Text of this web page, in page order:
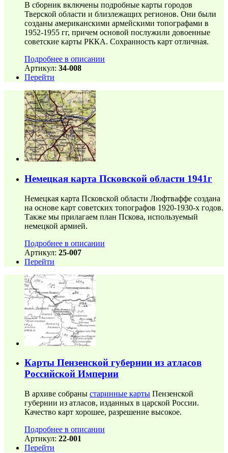
В сборник включены подробные карты городов
Тверской области и близлежащих регионов. Они были
созданы американскими армейскими топографами в
1952-1955 гг, причем основой послужили довоенные
советские карты РККА. Сохранность карт отличная.
Подробнее в описании
Артикул: 34-008
Перейти
Немецкая карта Псковской области 1941г
Немецкая карта Псковской области Люфтваффе создана
на основе карт советских топографов 1920-1930-х годов.
Также мы прилагаем план Пскова, используемый
немецкой армией.
Подробнее в описании
Артикул: 25-007
Перейти
Карты Пензенской губернии из атласов
Российской Империи
В архиве собраны старинные карты Пензенской
губернии из атласов, изданных в царской России.
Качество карт хорошее, разрешение высокое.
Подробнее в описании
Артикул: 22-001
Перейти